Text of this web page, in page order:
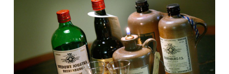
Essen, Trinken, Ausgehen
Wassersport
Übernachten
Einkaufen